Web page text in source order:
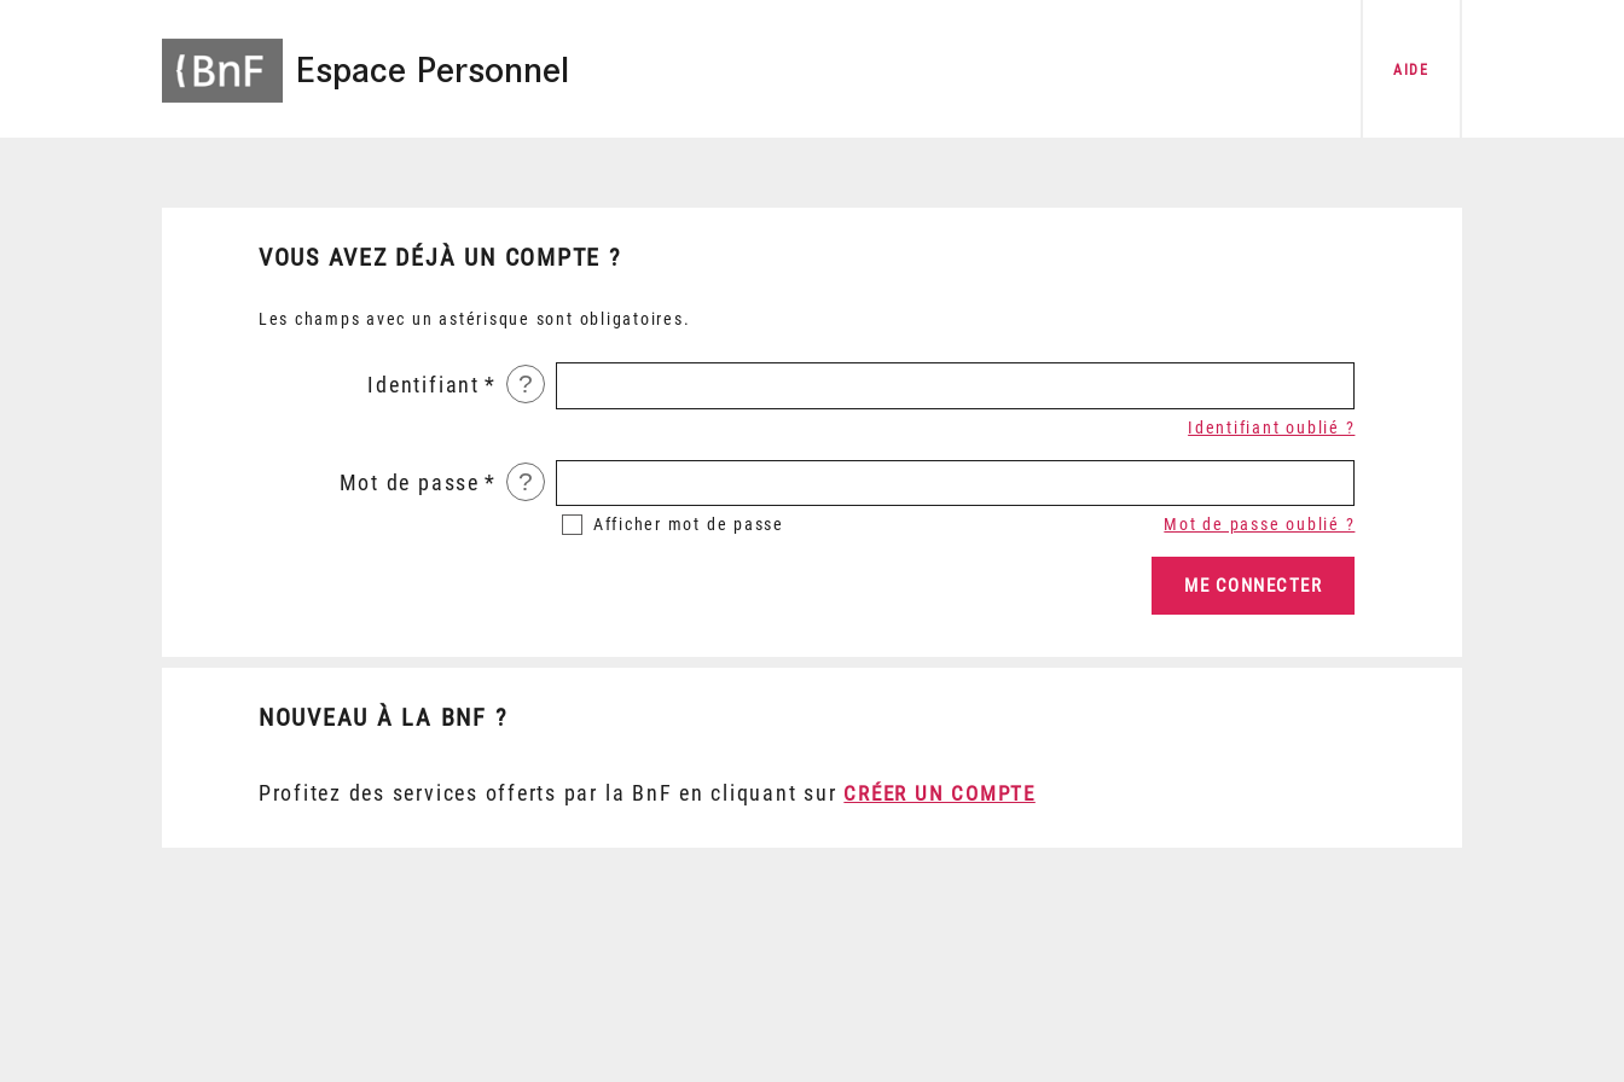
Espace Personnel AIDE
VOUS AVEZ DÉJÀ UN COMPTE ?
Les champs avec un astérisque sont obligatoires.
Identifiant ?
Identifiant oublié ?
Mot de passe ?
Afficher mot de passe Mot de passe oublié ?
NOUVEAU À LA BNF ?
Profitez des services offerts par la BnF en cliquant sur CRÉER UN COMPTE